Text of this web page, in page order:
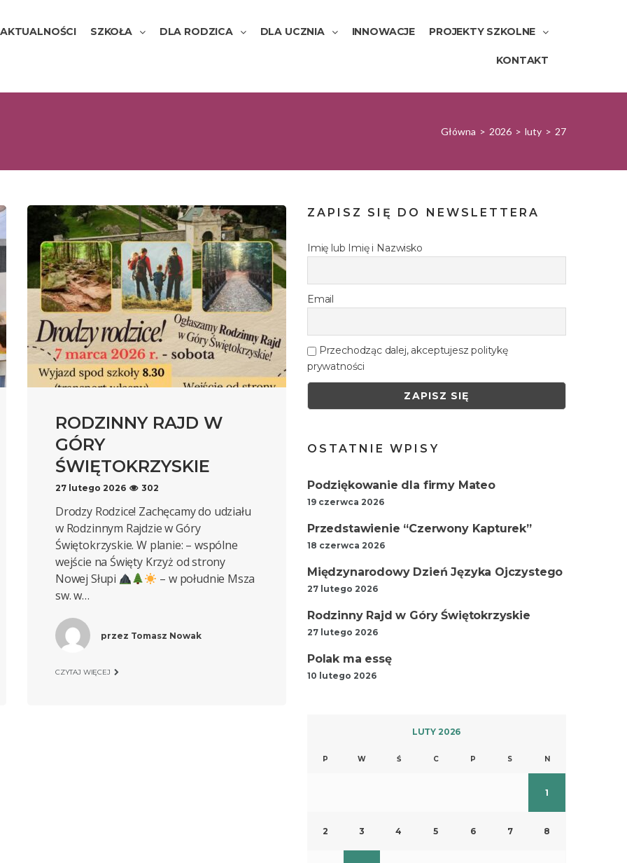
AKTUALNOŚCI SZKOŁA DLA RODZICA DLA UCZNIA INNOWACJE PROJEKTY SZKOLNE
KONTAKT
Główna > 2026 > luty > 27
RODZINNY RAJD W
GÓRY
ŚWIĘTOKRZYSKIE
27 lutego 2026 302
Drodzy Rodzice! Zachęcamy do udziału
w Rodzinnym Rajdzie w Góry
Świętokrzyskie. W planie: – wspólne
wejście na Święty Krzyż od strony
Nowej Słupi
– w południe Msza
sw. w…
przez Tomasz Nowak
CZYTAJ WIĘCEJ
ZAPISZ SIĘ DO NEWSLETTERA
Imię lub Imię i Nazwisko
Email
Przechodząc dalej, akceptujesz politykę
prywatności
OSTATNIE WPISY
Podziękowanie dla firmy Mateo
19 czerwca 2026
Przedstawienie “Czerwony Kapturek”
18 czerwca 2026
Międzynarodowy Dzień Języka Ojczystego
27 lutego 2026
Rodzinny Rajd w Góry Świętokrzyskie
27 lutego 2026
Polak ma essę
10 lutego 2026
LUTY 2026
P W Ś C P S N
1
2 3 4 5 6 7 8